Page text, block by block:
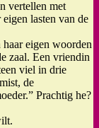
vertellen met
lasten van de
eigen woorden
zaal. Een vriendin
viel in drie
de
Prachtig he?